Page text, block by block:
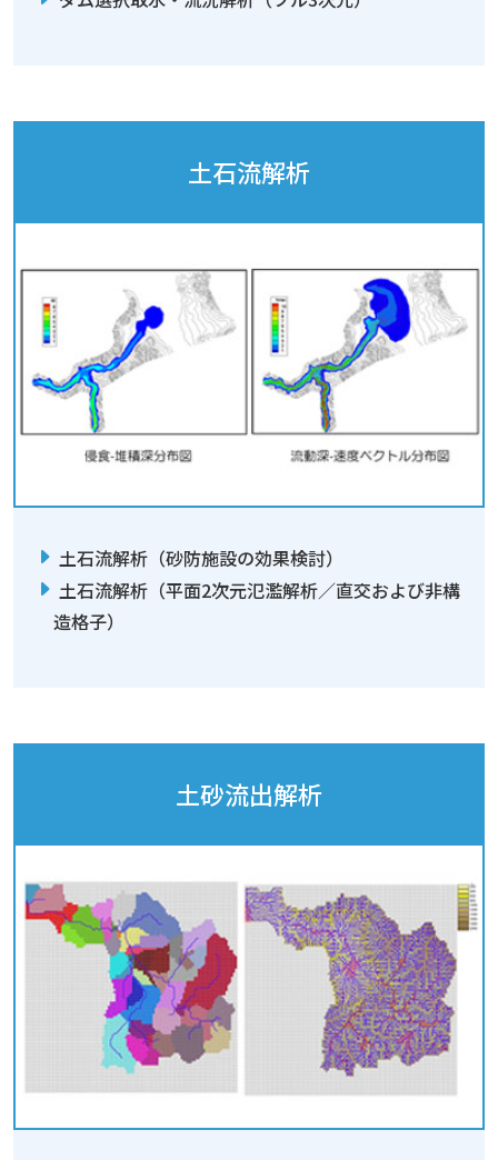
土石流解析
土石流解析（砂防施設の効果検討）
土石流解析（平面2次元氾濫解析／直交および非構
造格子）
土砂流出解析